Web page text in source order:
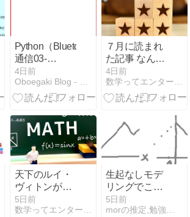
Python（Bluetooth
通信03-
Bleak_GATT
サーバ）
4日前
Oboegaki Blog - おぼえがきの雑ブログ
７月に読まれ
た記事 なんで
これが１位な
んだ？！
4日前
数学ってエンターテインメント（吉祥寺）
天下のルイ・
ヴィトンが広
告に数式のビ
ジュアルを採
5日前
数学ってエンターテインメント（吉祥寺）
生起なしモデ
リングでこそ
因子の効果が
クリアに判
5日前
morの推定,勉強ブログ